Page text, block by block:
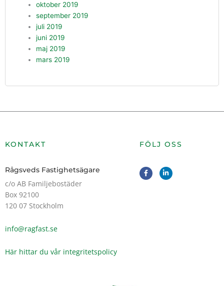
oktober 2019
september 2019
juli 2019
juni 2019
maj 2019
mars 2019
KONTAKT
Rågsveds Fastighetsägare
c/o AB Familjebostäder
Box 92100
120 07 Stockholm
info@ragfast.se
Här hittar du vår integritetspolicy
FÖLJ OSS
F
a
c
L
i
n